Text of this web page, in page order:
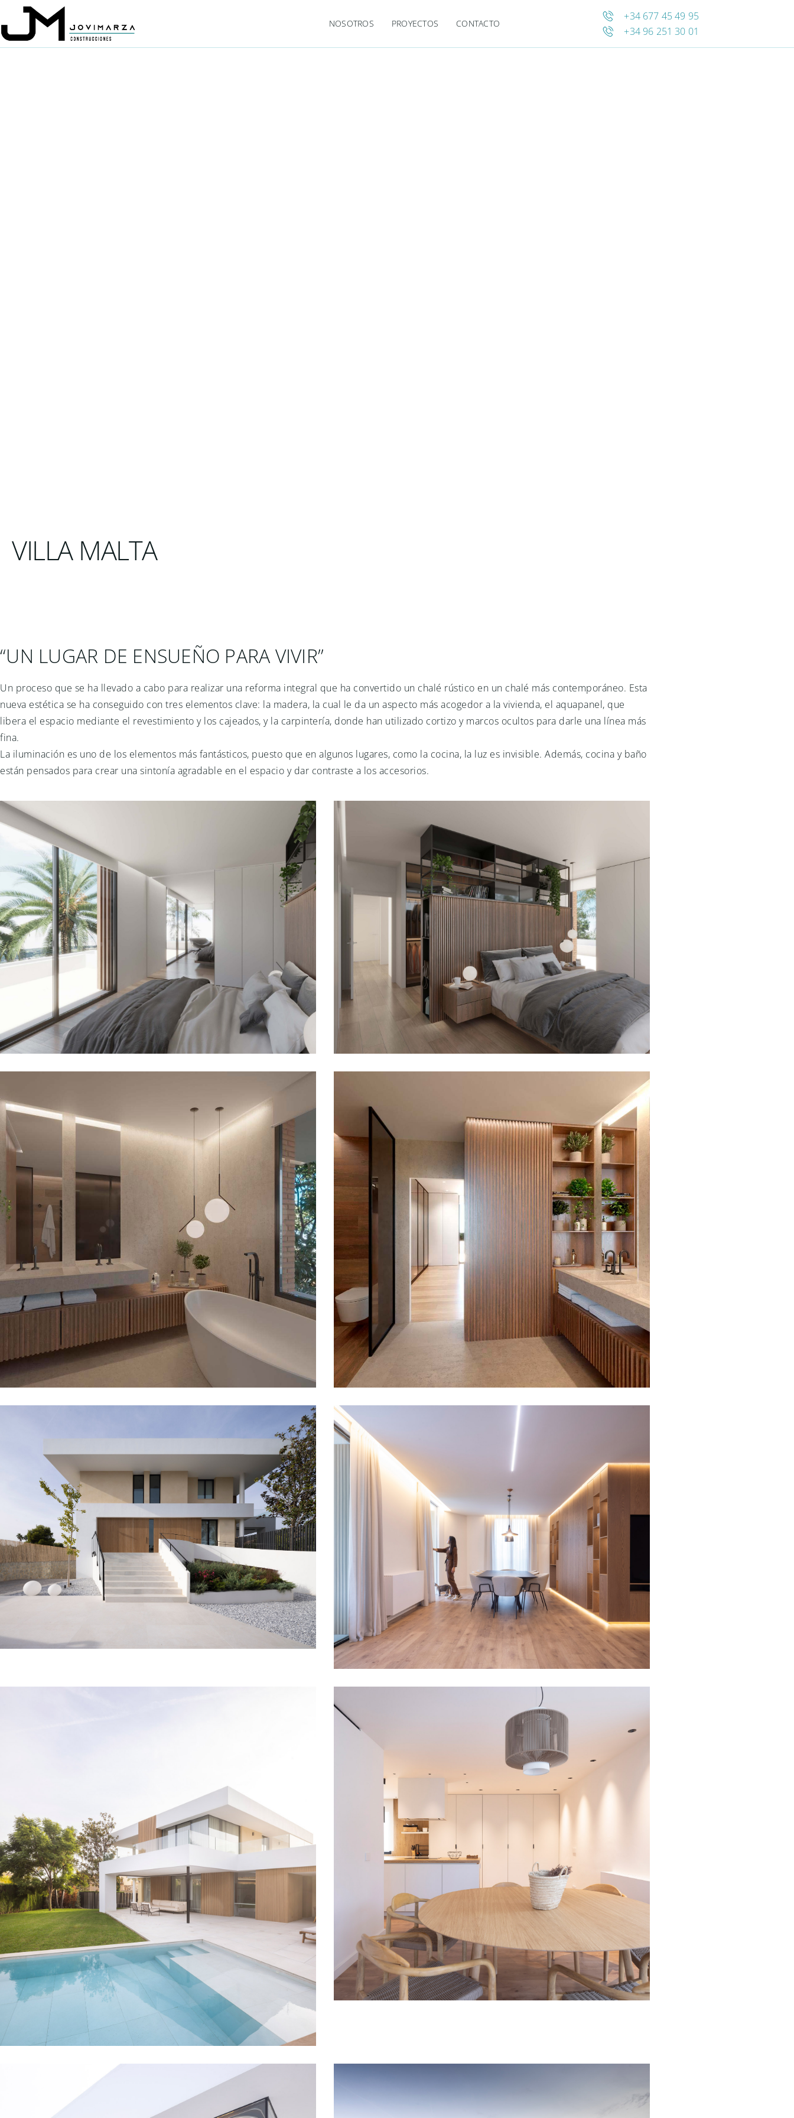
NOSOTROS PROYECTOS CONTACTO
+34 677 45 49 95
+34 96 251 30 01
VILLA MALTA
“UN LUGAR DE ENSUEÑO PARA VIVIR”⠀
Un proceso que se ha llevado a cabo para realizar una reforma integral que ha convertido un chalé rústico en un chalé más contemporáneo. Esta
nueva estética se ha conseguido con tres elementos clave: la madera, la cual le da un aspecto más acogedor a la vivienda, el aquapanel, que
libera el espacio mediante el revestimiento y los cajeados, y la carpintería, donde han utilizado cortizo y marcos ocultos para darle una línea más
fina.
La iluminación es uno de los elementos más fantásticos, puesto que en algunos lugares, como la cocina, la luz es invisible. Además, cocina y baño
están pensados para crear una sintonía agradable en el espacio y dar contraste a los accesorios.